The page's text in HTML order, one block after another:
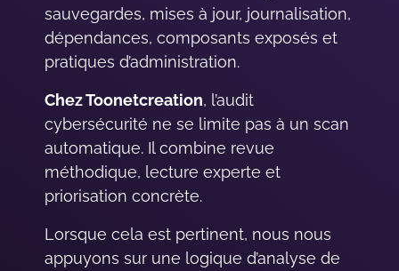
sauvegardes, mises à jour, journalisation,
dépendances, composants exposés et
pratiques d’administration.
Chez Toonetcreation, l’audit
cybersécurité ne se limite pas à un scan
automatique. Il combine revue
méthodique, lecture experte et
priorisation concrète.
Lorsque cela est pertinent, nous nous
appuyons sur une logique d’analyse de